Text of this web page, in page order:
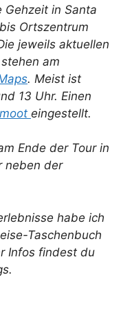
Gehzeit in Santa
Ortszentrum
jeweils aktuellen
am
. Meist ist
13 Uhr. Einen
eingestellt.
Ende der Tour in
neben der
habe ich
Taschenbuch
Infos findest du